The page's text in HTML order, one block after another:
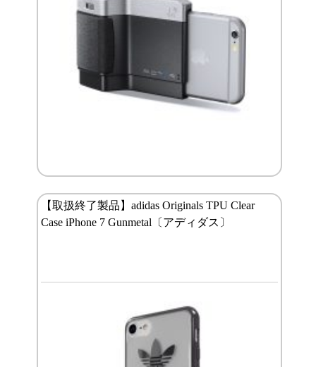
【取扱終了製品】adidas Originals TPU Clear
Case iPhone 7 Gunmetal〔アディダス〕